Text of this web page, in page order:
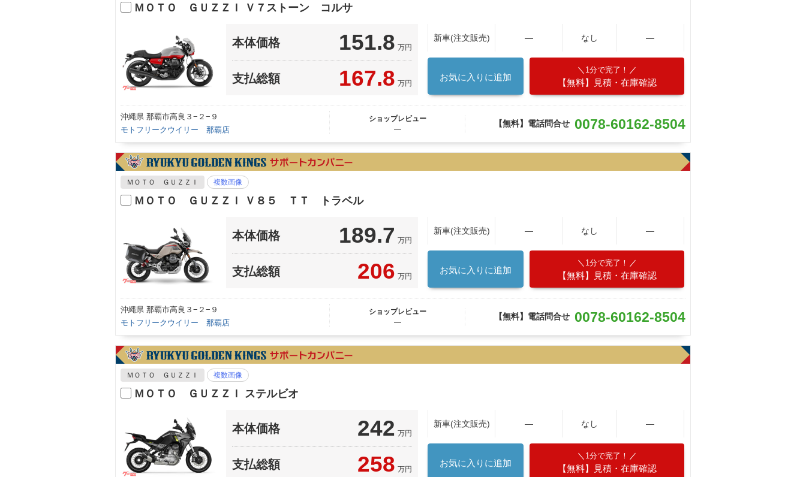
ＭＯＴＯ ＧＵＺＺＩ Ｖ７ストーン コルサ
本体価格 151.8 万円
支払総額 167.8 万円
新車(注文販売) ― なし ―
お気に入りに追加
1分で完了！
【無料】見積・在庫確認
沖縄県 那覇市高良３−２−９
モトフリークウイリー 那覇店
ショップレビュー
―
【無料】電話問合せ 0078-60162-8504
ＭＯＴＯ ＧＵＺＺＩ 複数画像
ＭＯＴＯ ＧＵＺＺＩ Ｖ８５ ＴＴ トラベル
本体価格 189.7 万円
支払総額 206 万円
新車(注文販売) ― なし ―
お気に入りに追加
1分で完了！
【無料】見積・在庫確認
沖縄県 那覇市高良３−２−９
モトフリークウイリー 那覇店
ショップレビュー
―
【無料】電話問合せ 0078-60162-8504
ＭＯＴＯ ＧＵＺＺＩ 複数画像
ＭＯＴＯ ＧＵＺＺＩ ステルビオ
本体価格 242 万円
支払総額 258 万円
新車(注文販売) ― なし ―
お気に入りに追加
1分で完了！
【無料】見積・在庫確認